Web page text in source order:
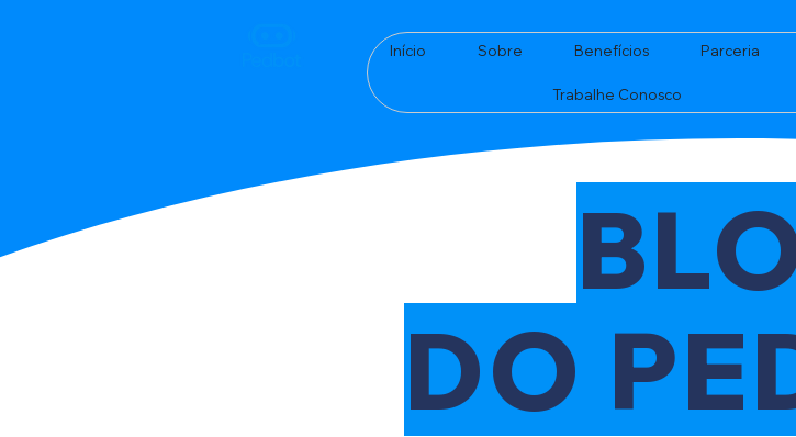
Início Sobre Benefícios Parceria
Trabalhe Conosco
DO